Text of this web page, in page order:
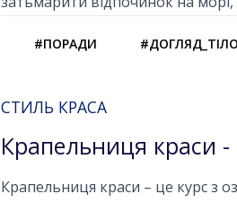
#ПОРАДИ #ДОГЛЯД_ТІЛО
СТИЛЬ КРАСА
Крапельниця краси
Крапельниця краси – це курс з